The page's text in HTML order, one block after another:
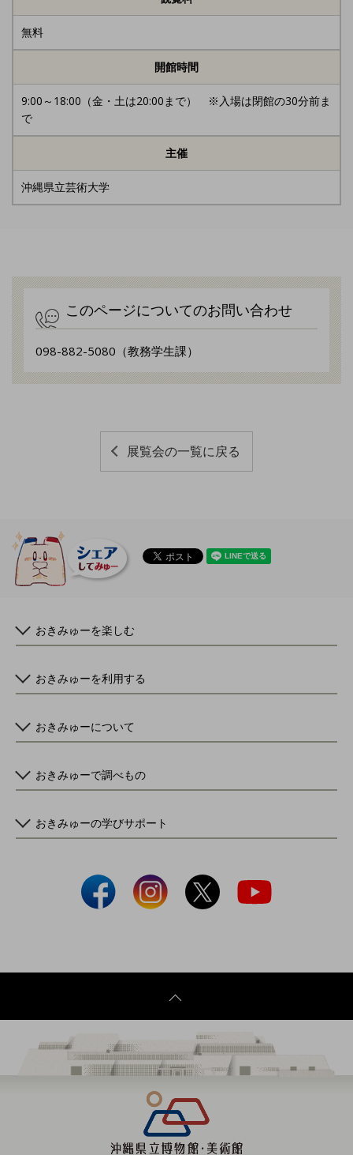
無料
開館時間
9:00～18:00（金・土は20:00まで） ※入場は閉館の30分前ま
で
主催
沖縄県立芸術大学
このページについてのお問い合わせ
098-882-5080（教務学生課）
展覧会の一覧に戻る
おきみゅーを楽しむ
おきみゅーを利用する
おきみゅーについて
おきみゅーで調べもの
おきみゅーの学びサポート